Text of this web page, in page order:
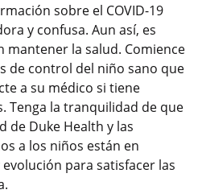
sobre el COVID-19
y confusa. Aun así, es
la salud. Comience
de control del niño sano que
a su médico si tiene
Tenga la tranquilidad de que
de Duke Health y las
a los niños están en
para satisfacer las